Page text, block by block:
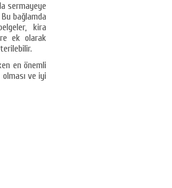
sermayeye
bağlamda
kira
ek olarak
en önemli
ve iyi